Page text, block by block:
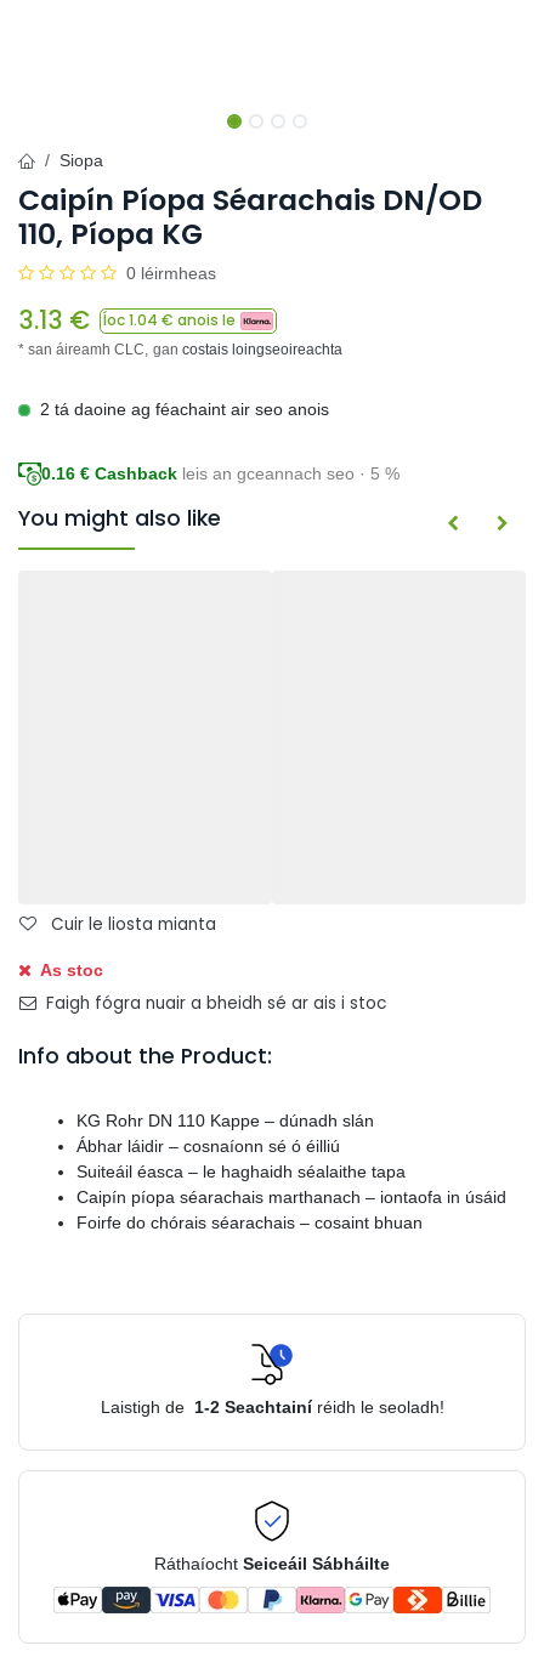
Siopa
Caipín Píopa Séarachais DN/OD
110, Píopa KG
0 léirmheas
3.13 € Íoc1.04 € anois le
* san áireamh CLC, gan costais loingseoireachta
2 tá daoine ag féachaint air seo anois
0.16 € Cashback leis an gceannach seo · 5 %
You might also like
Cuir le liosta mianta
As stoc
Faigh fógra nuair a bheidh sé ar ais i stoc
Info about the Product:
KG Rohr DN 110 Kappe – dúnadh slán
Ábhar láidir – cosnaíonn sé ó éilliú
Suiteáil éasca – le haghaidh séalaithe tapa
Caipín píopa séarachais marthanach – iontaofa in úsáid
Foirfe do chórais séarachais – cosaint bhuan
Laistigh de 1-2 Seachtainí réidh le seoladh!
Ráthaíocht Seiceáil Sábháilte